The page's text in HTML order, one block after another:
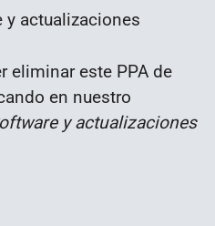
eliminar este PPA de
en nuestro
y actualizaciones